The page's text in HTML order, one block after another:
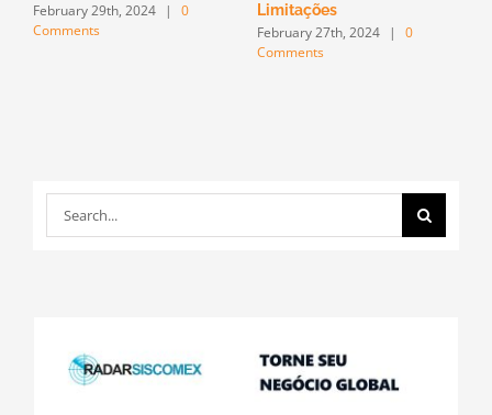
February 29th, 2024 |
0
Comments
Limitações
February 27th, 2024 |
0
Comments
Search
for: